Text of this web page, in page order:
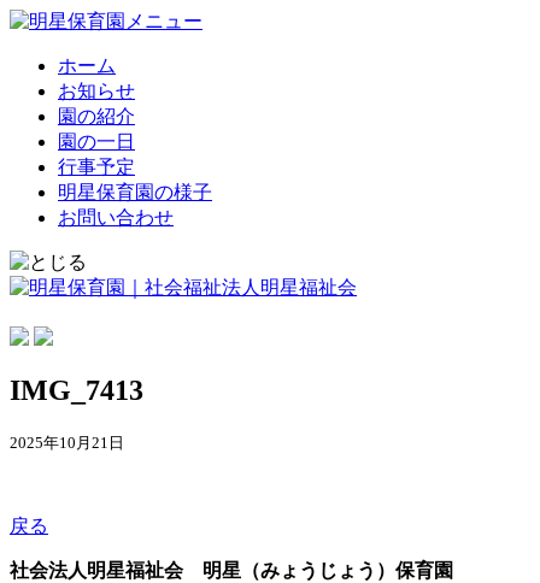
ホーム
お知らせ
園の紹介
園の一日
行事予定
明星保育園の様子
お問い合わせ
IMG_7413
2025年10月21日
戻る
社会法人明星福祉会 明星（みょうじょう）保育園